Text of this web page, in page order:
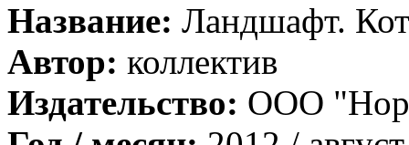
Название: Ландшафт.
Автор: коллектив
Издательство: ООО